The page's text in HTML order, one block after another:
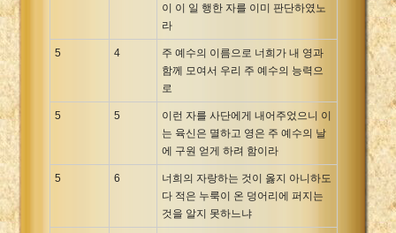
이 이 일 행한 자를 이미 판단하였노
라
5 4
주 예수의 이름으로 너희가 내 영과
함께 모여서 우리 주 예수의 능력으
로
5 5
이런 자를 사단에게 내어주었으니 이
는 육신은 멸하고 영은 주 예수의 날
에 구원 얻게 하려 함이라
5 6
너희의 자랑하는 것이 옳지 아니하도
다 적은 누룩이 온 덩어리에 퍼지는
것을 알지 못하느냐